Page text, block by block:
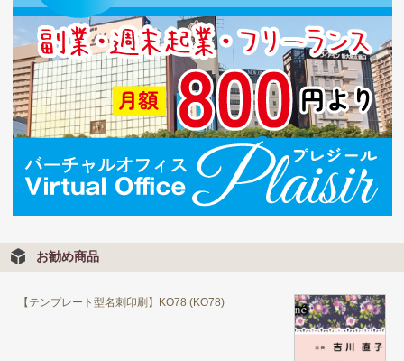
お勧め商品
【テンプレート型名刺印刷】KO78 (KO78)